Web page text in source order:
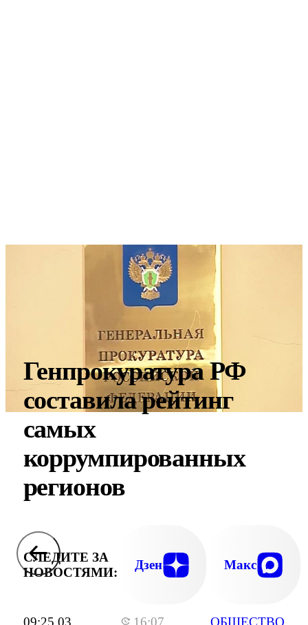
Генпрокуратура РФ
составила рейтинг
самых
коррумпированных
регионов
СЛЕДИТЕ ЗА
НОВОСТЯМИ:
Дзен Макс